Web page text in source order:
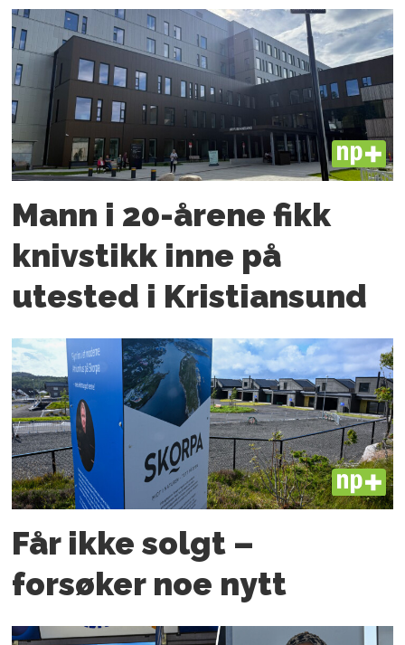
PLUS
Mann i 20-årene fikk
knivstikk inne på
utested i Kristiansund
PLUS
Får ikke solgt –
forsøker noe nytt